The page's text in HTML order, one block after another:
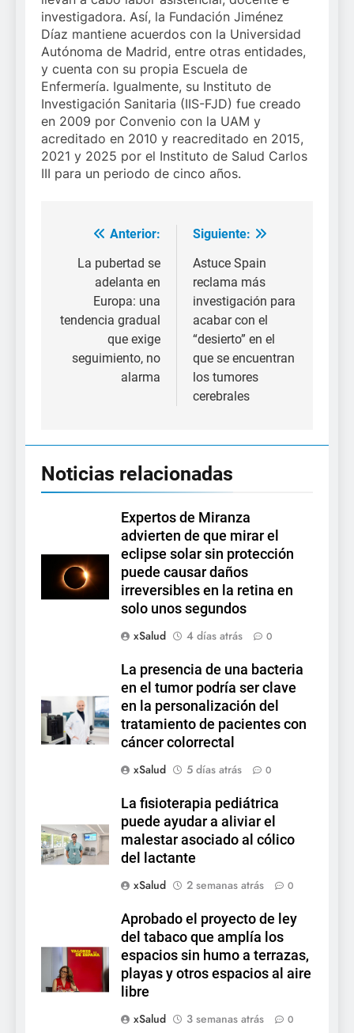
investigadora. Así, la Fundación Jiménez
Díaz mantiene acuerdos con la Universidad
Autónoma de Madrid, entre otras entidades,
y cuenta con su propia Escuela de
Enfermería. Igualmente, su Instituto de
Investigación Sanitaria (IIS-FJD) fue creado
en 2009 por Convenio con la UAM y
acreditado en 2010 y reacreditado en 2015,
2021 y 2025 por el Instituto de Salud Carlos
III para un periodo de cinco años.
Navegación
entradas
Anterior:
La pubertad se
adelanta en
Europa: una
tendencia gradual
que exige
seguimiento, no
alarma
Siguiente:
Astuce Spain
reclama más
investigación para
acabar con el
“desierto” en el
que se encuentran
los tumores
cerebrales
Noticias relacionadas
Expertos de Miranza
advierten de que mirar el
eclipse solar sin protección
puede causar daños
irreversibles en la retina en
solo unos segundos
xSalud
4 días atrás 0
La presencia de una bacteria
en el tumor podría ser clave
en la personalización del
tratamiento de pacientes con
cáncer colorrectal
xSalud
5 días atrás 0
La fisioterapia pediátrica
puede ayudar a aliviar el
malestar asociado al cólico
del lactante
xSalud
2 semanas atrás 0
Aprobado el proyecto de ley
del tabaco que amplía los
espacios sin humo a terrazas,
playas y otros espacios al aire
libre
xSalud
3 semanas atrás 0